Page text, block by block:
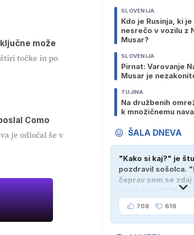
može
točke in po
Como
je odločal še v
SLOVENIJA
Kdo je Rusinja, ki
nesrečo v vozilu z
Musar?
SLOVENIJA
Pirnat: Varovanje
Musar je
TUJINA
Na družbenih
k množičnemu
ŠALA DNEVA
"Kako si kaj?" je
pozdravil sošolca.
čeprav sem se zdaj
svoje noge!" "Kako
"Oče mi je vzel
708 616